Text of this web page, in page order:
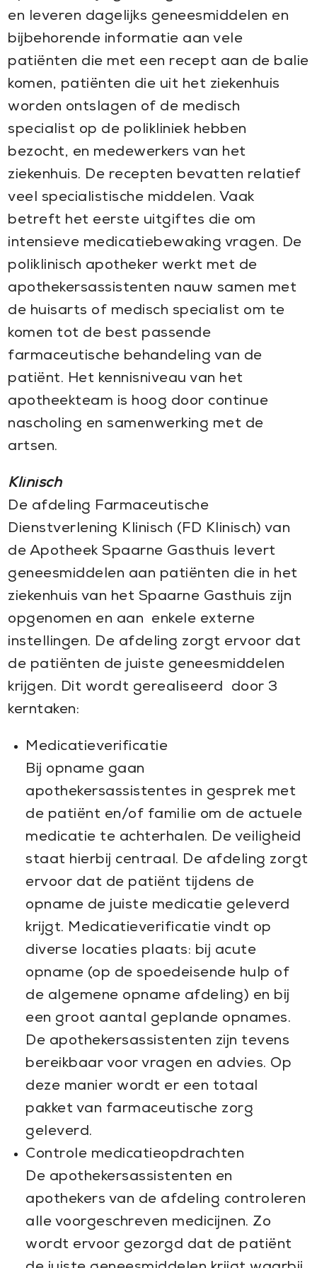
en leveren dagelijks geneesmiddelen en
bijbehorende informatie aan vele
patiënten die met een recept aan de balie
komen, patiënten die uit het ziekenhuis
worden ontslagen of de medisch
specialist op de polikliniek hebben
bezocht, en medewerkers van het
ziekenhuis. De recepten bevatten relatief
veel specialistische middelen. Vaak
betreft het eerste uitgiftes die om
intensieve medicatiebewaking vragen. De
poliklinisch apotheker werkt met de
apothekersassistenten nauw samen met
de huisarts of medisch specialist om te
komen tot de best passende
farmaceutische behandeling van de
patiënt. Het kennisniveau van het
apotheekteam is hoog door continue
nascholing en samenwerking met de
artsen.
Klinisch
De afdeling Farmaceutische
Dienstverlening Klinisch (FD Klinisch) van
de Apotheek Spaarne Gasthuis levert
geneesmiddelen aan patiënten die in het
ziekenhuis van het Spaarne Gasthuis zijn
opgenomen en aan enkele externe
instellingen. De afdeling zorgt ervoor dat
de patiënten de juiste geneesmiddelen
krijgen. Dit wordt gerealiseerd door 3
kerntaken:
Medicatieverificatie
Bij opname gaan
apothekersassistentes in gesprek met
de patiënt en/of familie om de actuele
medicatie te achterhalen. De veiligheid
staat hierbij centraal. De afdeling zorgt
ervoor dat de patiënt tijdens de
opname de juiste medicatie geleverd
krijgt. Medicatieverificatie vindt op
diverse locaties plaats: bij acute
opname (op de spoedeisende hulp of
de algemene opname afdeling) en bij
een groot aantal geplande opnames.
De apothekersassistenten zijn tevens
bereikbaar voor vragen en advies. Op
deze manier wordt er een totaal
pakket van farmaceutische zorg
geleverd.
Controle medicatieopdrachten
De apothekersassistenten en
apothekers van de afdeling controleren
alle voorgeschreven medicijnen. Zo
wordt ervoor gezorgd dat de patiënt